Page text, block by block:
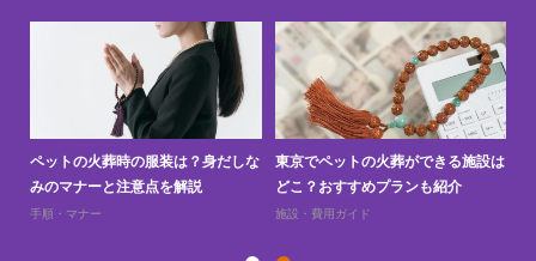
ペットの火葬時の服装は？身だしな
みのマナーと注意点を解説
手順・マナー
東京でペットの火葬ができる施設は
どこ？おすすめプランも紹介
施設・費用ガイド